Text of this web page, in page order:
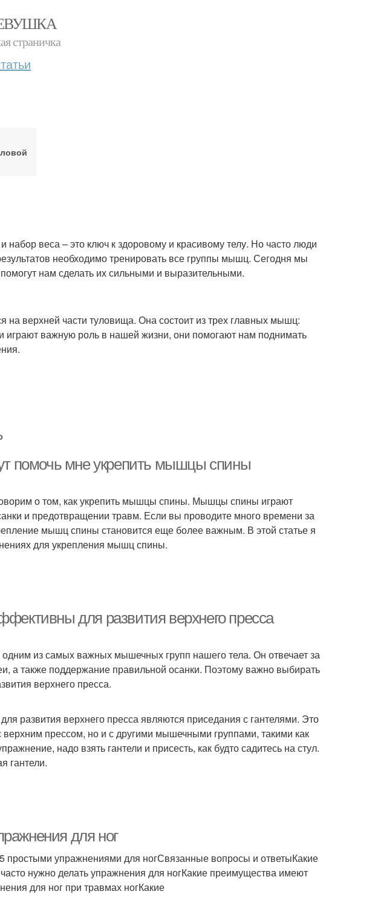
страничка
набор веса – это ключ к здоровому и красивому телу. Но часто люди
необходимо тренировать все группы мышц. Сегодня мы
нам сделать их сильными и выразительными.
на верхней части туловища. Она состоит из трех главных мышц:
играют важную роль в нашей жизни, они помогают нам поднимать
помочь мне укрепить мышцы спины
о том, как укрепить мышцы спины. Мышцы спины играют
и предотвращении травм. Если вы проводите много времени за
мышц спины становится еще более важным. В этой статье я
для укрепления мышц спины.
для развития верхнего пресса
одним из самых важных мышечных групп нашего тела. Он отвечает за
а также поддержание правильной осанки. Поэтому важно выбирать
верхнего пресса.
развития верхнего пресса являются приседания с гантелями. Это
верхним прессом, но и с другими мышечными группами, такими как
надо взять гантели и присесть, как будто садитесь на стул.
гантели.
для ног
простыми упражнениями для ногСвязанные вопросы и ответыКакие
нужно делать упражнения для ногКакие преимущества имеют
для ног при травмах ногКакие